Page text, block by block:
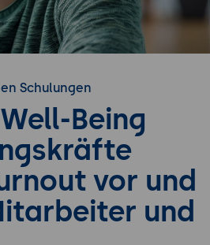
Schulungen
Being
vor und
und